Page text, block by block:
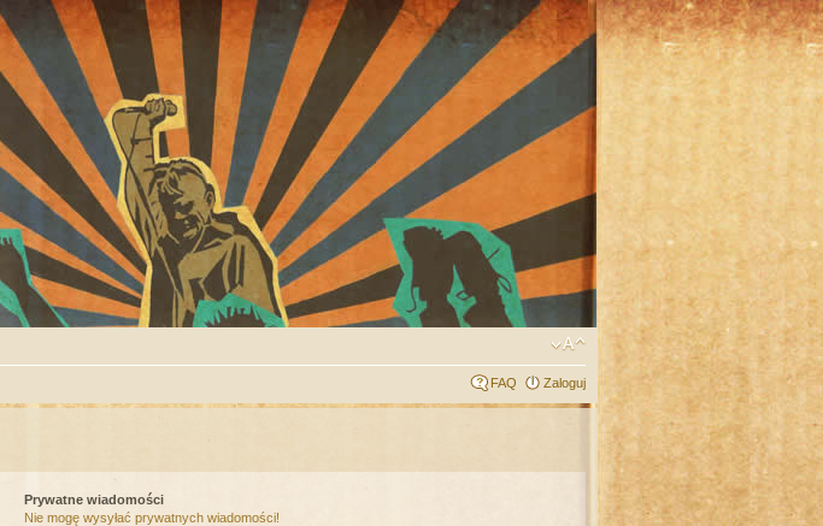
FAQ Zaloguj
Prywatne wiadomości
Nie mogę wysyłać prywatnych wiadomości!